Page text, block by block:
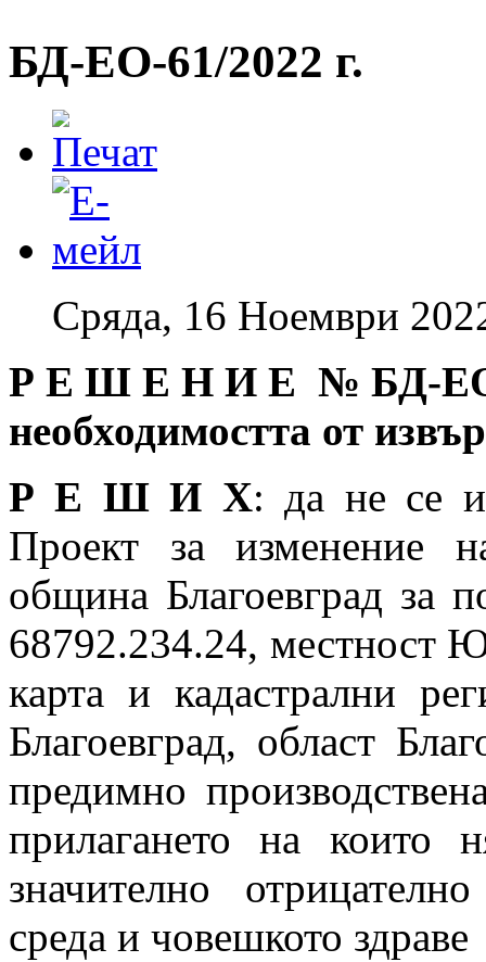
БД-EO-61/2022 г.
Сряда, 16 Ноември
Р Е Ш Е Н И Е № БД-
необходимостта от
Р Е Ш И Х: да не се
Проект за изменение
община Благоевград за
68792.234.24, местност
карта и кадастрални
Благоевград, област
предимно
прилагането на които
значително
среда и човешкото здраве